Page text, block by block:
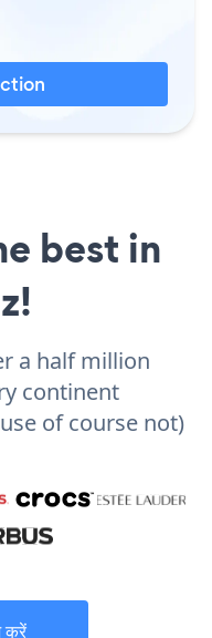
best in
a half million
continent
of course not)
करें